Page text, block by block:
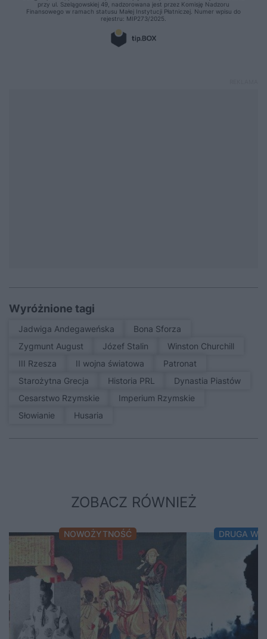
Wyróżnione tagi
Jadwiga Andegaweńska
Bona Sforza
Zygmunt August
Józef Stalin
Winston Churchill
III Rzesza
II wojna światowa
patronat
Starożytna Grecja
Historia PRL
Dynastia Piastów
Cesarstwo Rzymskie
Imperium Rzymskie
Słowianie
Husaria
ZOBACZ RÓWNIEŻ
NOWOŻYTNOŚĆ DRUGA